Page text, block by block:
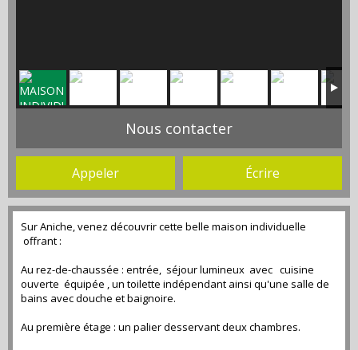
Nous contacter
Appeler Écrire
Sur Aniche, venez découvrir cette belle maison individuelle
offrant :
Au rez-de-chaussée : entrée, séjour lumineux avec cuisine
ouverte équipée , un toilette indépendant ainsi qu'une salle de
bains avec douche et baignoire.
Au première étage : un palier desservant deux chambres.